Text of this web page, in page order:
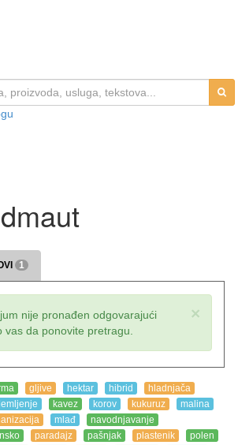
1
×
nije pronađen odgovarajući
vas da ponovite pretragu.
gljive hektar hibrid
hladnjača
kavez korov kukuruz
malina
mlađ
navodnjavanje
paradajz pašnjak plastenik
polen